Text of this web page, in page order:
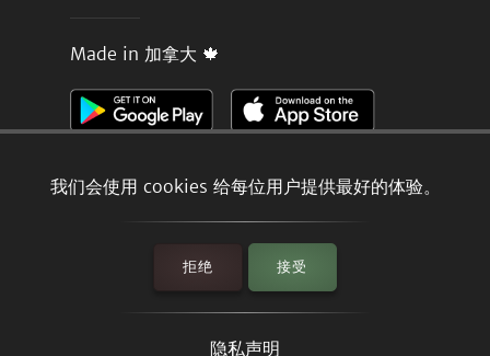
我们会使用 cookies 给每位用户提供最好的体验。
拒绝 接受
隐私声明
Made in 加拿大 🍁